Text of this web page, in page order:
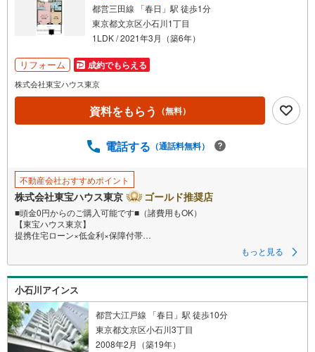
マ
イ
ペ
ジ
存
す
る
都営三田線 「春日」駅 徒歩1分
東京都文京区小石川1丁目
1LDK / 2021年3月（築6年）
リフォーム 成約でもらえる
株式会社東宝ハウス東京
資料をもらう （無料）
電話する （通話料無料）
不動産会社おすすめポイント
株式会社東宝ハウス東京 ゴールド推奨店
■頭金0円からのご購入可能です■（諸費用もOK）
【東宝ハウス東京】
提携住宅ローン×低金利×保障付帯
【Yahoo！ 不動産キャンペーン対象店舗】
当店で物件を成約するとPayPayボーナスライトがもらえる
「Yahoo！ 不動産 物件ご成約キャンペーン」の対象になります。
「資料をもらう」「見学予約をする」ボタンからお問い合わせください。
※必ずYahoo！ JAPAN IDでログインしてください。
※PayPayボーナスライトは出金と譲渡はできません。
もっと見る
小石川アインス
都営大江戸線 「春日」駅 徒歩10分
東京都文京区小石川3丁目
2008年2月（築19年）